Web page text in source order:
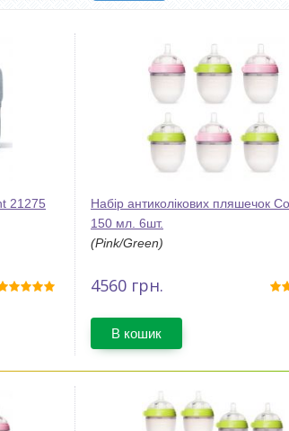
21275
Набір антиколікових пляшечок
150 мл. 6шт.
(Pink/Green)
4560 грн.
В кошик